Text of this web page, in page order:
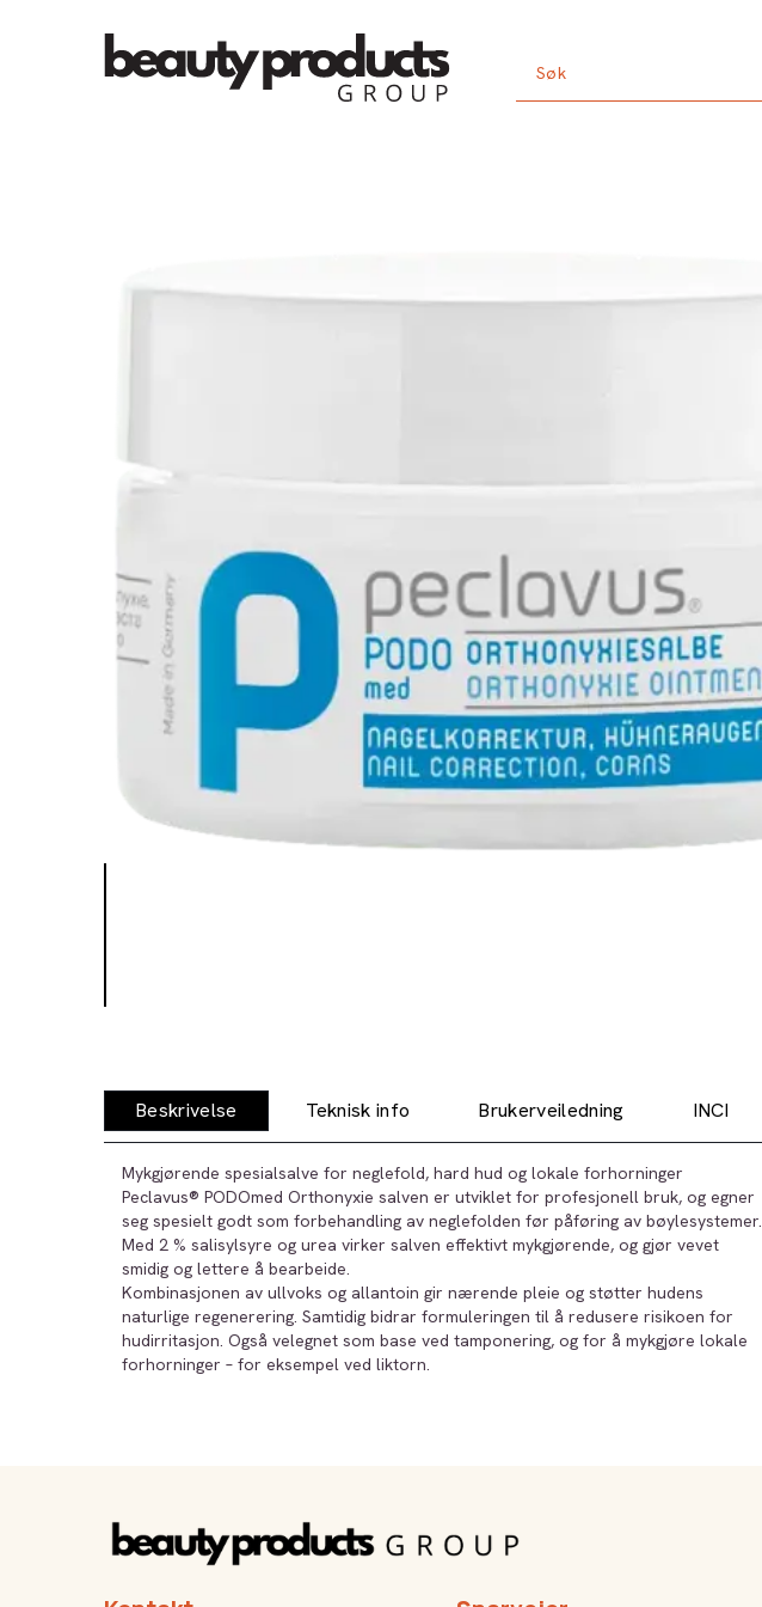
Beskrivelse Teknisk info Brukerveiledning INCI
Mykgjørende spesialsalve for neglefold, hard hud og lokale forhorninger
Peclavus® PODOmed Orthonyxie salven er utviklet for profesjonell bruk, og egner
seg spesielt godt som forbehandling av neglefolden før påføring av bøylesystemer.
Med 2 % salisylsyre og urea virker salven effektivt mykgjørende, og gjør vevet
smidig og lettere å bearbeide.
Kombinasjonen av ullvoks og allantoin gir nærende pleie og støtter hudens
naturlige regenerering. Samtidig bidrar formuleringen til å redusere risikoen for
hudirritasjon. Også velegnet som base ved tamponering, og for å mykgjøre lokale
forhorninger – for eksempel ved liktorn.